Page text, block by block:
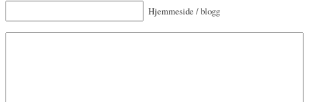
Hjemmeside / blogg